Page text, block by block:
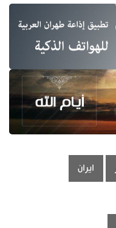
ايران